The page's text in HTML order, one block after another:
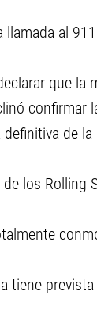
al
que la
confirmar
de
los Rolling
tiene